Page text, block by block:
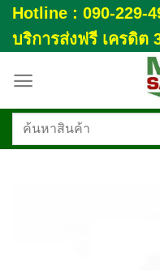
Skip
to
content
Hotline : 090-229-
บริการส่งฟรี เครดิต
ค้นหา: